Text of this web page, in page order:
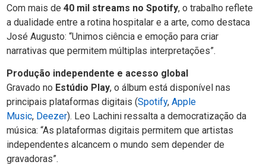
Com mais de 40 mil streams no Spotify, o trabalho reflete
a dualidade entre a rotina hospitalar e a arte, como destaca
José Augusto: “Unimos ciência e emoção para criar
narrativas que permitem múltiplas interpretações”.
Produção independente e acesso global
Gravado no Estúdio Play, o álbum está disponível nas
principais plataformas digitais (Spotify, Apple
Music, Deezer). Leo Lachini ressalta a democratização da
música: “As plataformas digitais permitem que artistas
independentes alcancem o mundo sem depender de
gravadoras”.